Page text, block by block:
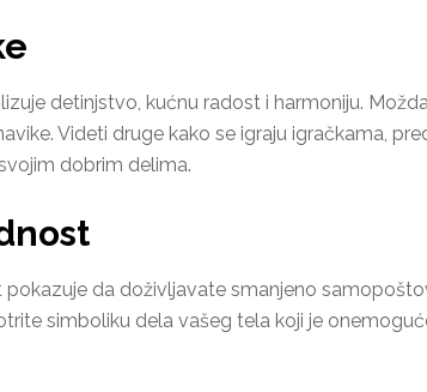
detinjstvo, kućnu radost i harmoniju.
Videti druge kako se igraju igračkama,
dobrim delima.
da doživljavate smanjeno
simboliku dela vašeg tela koji je